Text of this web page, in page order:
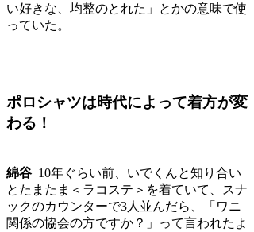
い好きな、均整のとれた」とかの意味で使
っていた。
ポロシャツは時代によって着方が変
わる！
綿谷 10年ぐらい前、いでくんと知り合い
とたまたま＜ラコステ＞を着ていて、スナ
ックのカウンターで3人並んだら、「ワニ
関係の協会の方ですか？」って言われたよ